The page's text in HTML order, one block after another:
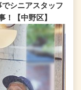
シニアスタッフ
！【中野区】